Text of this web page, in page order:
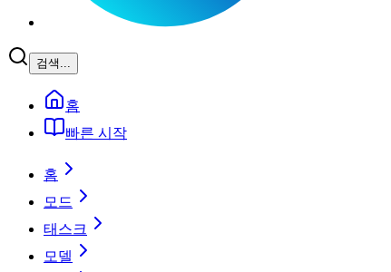
검색...
홈
빠른 시작
홈
모드
태스크
모델